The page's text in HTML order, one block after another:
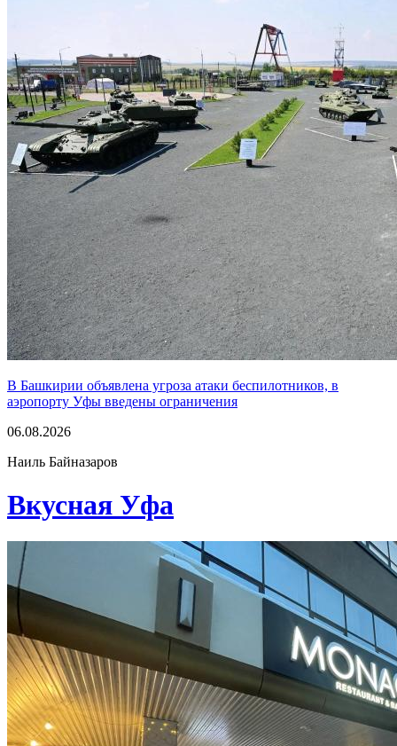
В Башкирии объявлена угроза атаки беспилотников, в
аэропорту Уфы введены ограничения
06.08.2026
Наиль Байназаров
Вкусная Уфа